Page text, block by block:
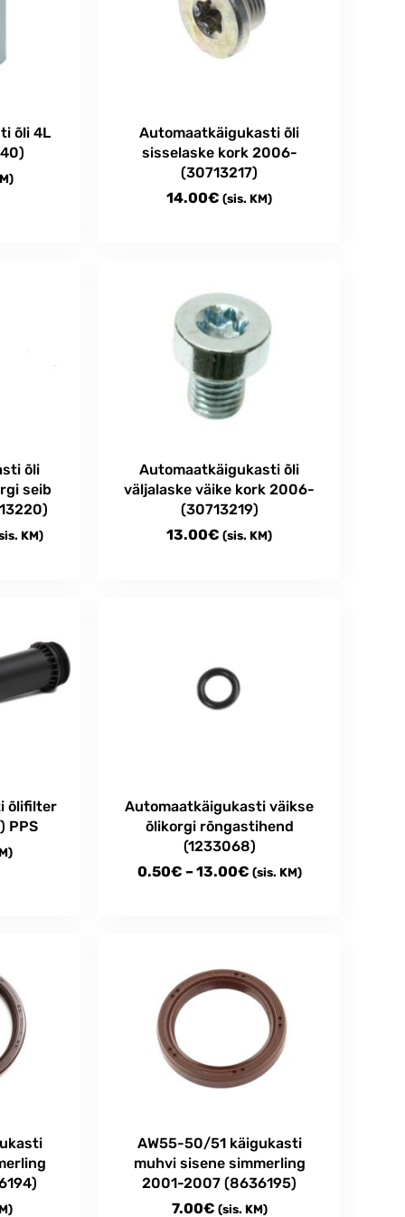
õli 4L
Automaatkäigukasti õli
sisselaske kork 2006-
(30713217)
14.00€ (sis. KM)
õli
seib
KM)
Automaatkäigukasti õli
väljalaske väike kork 2006-
(30713219)
13.00€ (sis. KM)
õlifilter
PPS
Automaatkäigukasti väikse
õlikorgi rõngastihend
(1233068)
0.50€ –13.00€Price
(sis. KM)
variants.
options
product
page
AW55-50/51 käigukasti
muhvi sisene simmerling
2001-2007 (8636195)
7.00€ (sis. KM)